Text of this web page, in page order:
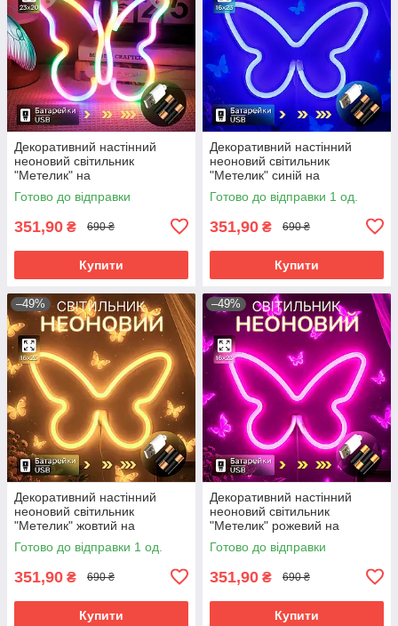
Декоративний настінний
неоновий світильник
"Метелик" на
батарейках/USB
22.5*2*19.5cm
Готово до відправки
351,90 ₴ 690 ₴
Купити
Декоративний настінний
неоновий світильник
"Метелик" синій на
батарейках/USB 15.4*22.6 см
Готово до відправки 1 од.
351,90 ₴ 690 ₴
Купити
–49%
Декоративний настінний
неоновий світильник
"Метелик" жовтий на
батарейках/USB 15.4*22.6 см
Готово до відправки 1 од.
351,90 ₴ 690 ₴
Купити
–49%
Декоративний настінний
неоновий світильник
"Метелик" рожевий на
батарейках/USB 15.4*22.6 см
Готово до відправки
351,90 ₴ 690 ₴
Купити